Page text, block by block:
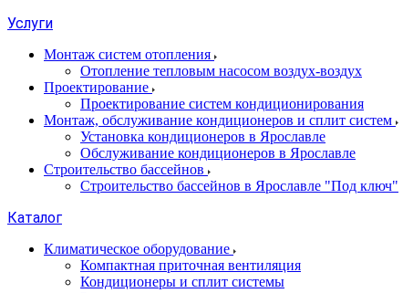
Услуги
Монтаж систем отопления
Отопление тепловым насосом воздух-воздух
Проектирование
Проектирование систем кондиционирования
Монтаж, обслуживание кондиционеров и сплит систем
Установка кондиционеров в Ярославле
Обслуживание кондиционеров в Ярославле
Строительство бассейнов
Строительство бассейнов в Ярославле "Под ключ"
Каталог
Климатическое оборудование
Компактная приточная вентиляция
Кондиционеры и сплит системы